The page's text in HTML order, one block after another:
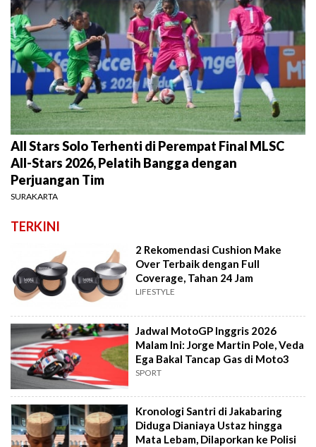
All Stars Solo Terhenti di Perempat Final MLSC
All-Stars 2026, Pelatih Bangga dengan
Perjuangan Tim
SURAKARTA
TERKINI
2 Rekomendasi Cushion Make
Over Terbaik dengan Full
Coverage, Tahan 24 Jam
LIFESTYLE
Jadwal MotoGP Inggris 2026
Malam Ini: Jorge Martin Pole, Veda
Ega Bakal Tancap Gas di Moto3
SPORT
Kronologi Santri di Jakabaring
Diduga Dianiaya Ustaz hingga
Mata Lebam, Dilaporkan ke Polisi